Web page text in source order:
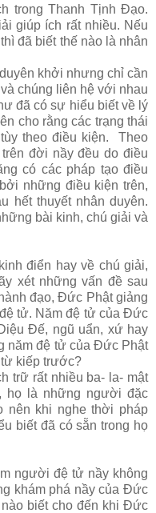
trong Thanh Tịnh Đạo.
giúp ích rất nhiều. Nếu
đã biết thế nào là nhân
khởi nhưng chỉ cần
chúng liên hệ với nhau
đã có sự hiểu biết về lý
cho rằng các trạng thái
theo điều kiện. Theo
đời nầy đều do điều
có các pháp tạo điều
những điều kiện trên,
hết thuyết nhân duyên.
bài kinh, chú giải và
điển hay về chú giải,
xét những vấn đề sau
đạo, Đức Phật giảng
tử. Năm đệ tử của Đức
Đế, ngũ uẩn, xứ hay
năm đệ tử của Đức Phật
kiếp trước?
trữ rất nhiều ba- la- mật
họ là những người đặc
nên khi nghe thời pháp
biết đã có sẵn trong họ
người đệ tử nầy không
khám phá nầy của Đức
biết cho đến khi Đức